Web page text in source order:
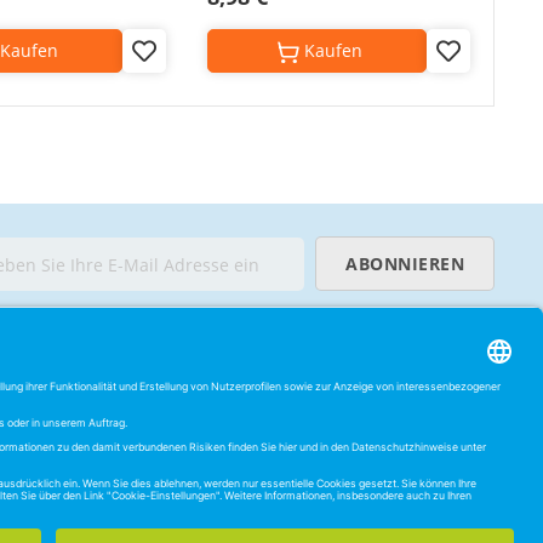
Add
Wish
Kaufen
Add
Wish
Kaufen
ABONNIEREN
Einstellungen